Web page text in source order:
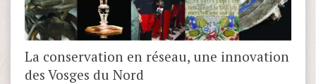
La conservation en réseau, une innovation
des Vosges du Nord